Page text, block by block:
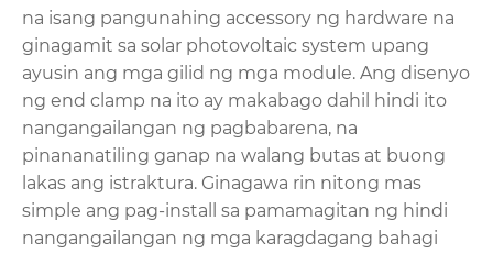
na isang pangunahing accessory ng hardware na
ginagamit sa solar photovoltaic system upang
ayusin ang mga gilid ng mga module. Ang disenyo
ng end clamp na ito ay makabago dahil hindi ito
nangangailangan ng pagbabarena, na
pinananatiling ganap na walang butas at buong
lakas ang istraktura. Ginagawa rin nitong mas
simple ang pag-install sa pamamagitan ng hindi
nangangailangan ng mga karagdagang bahagi